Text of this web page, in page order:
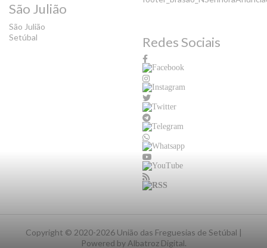
São Julião
São Julião
Setúbal
Redes Sociais
Copyright © 2020-2026 União das Freguesias de Setúbal |
Powered by Albatroz Digital.